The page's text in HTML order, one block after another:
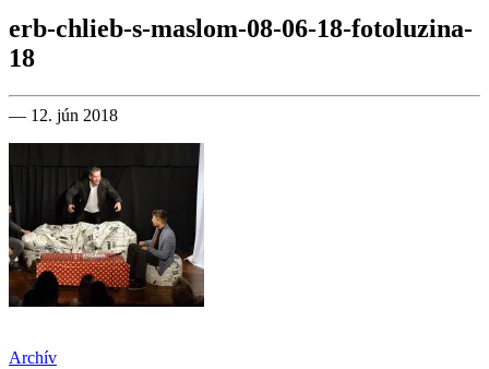
erb-chlieb-s-maslom-08-06-18-fotoluzina-
18
— 12. jún 2018
Archív